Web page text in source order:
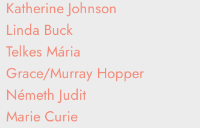
Katherine Johnson
Linda Buck
Telkes Mária
Grace/Murray Hopper
Németh Judit
Marie Curie